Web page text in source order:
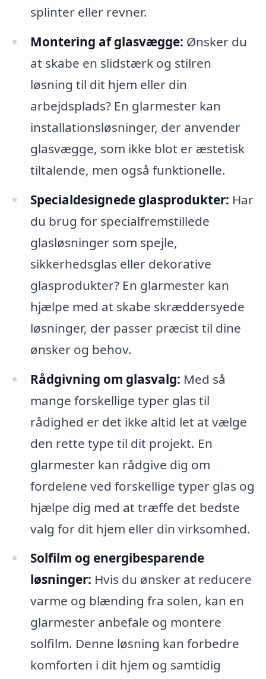
splinter eller revner.
Montering af glasvægge: Ønsker du
at skabe en slidstærk og stilren
løsning til dit hjem eller din
arbejdsplads? En glarmester kan
installationsløsninger, der anvender
glasvægge, som ikke blot er æstetisk
tiltalende, men også funktionelle.
Specialdesignede glasprodukter: Har
du brug for specialfremstillede
glasløsninger som spejle,
sikkerhedsglas eller dekorative
glasprodukter? En glarmester kan
hjælpe med at skabe skræddersyede
løsninger, der passer præcist til dine
ønsker og behov.
Rådgivning om glasvalg: Med så
mange forskellige typer glas til
rådighed er det ikke altid let at vælge
den rette type til dit projekt. En
glarmester kan rådgive dig om
fordelene ved forskellige typer glas og
hjælpe dig med at træffe det bedste
valg for dit hjem eller din virksomhed.
Solfilm og energibesparende
løsninger: Hvis du ønsker at reducere
varme og blænding fra solen, kan en
glarmester anbefale og montere
solfilm. Denne løsning kan forbedre
komforten i dit hjem og samtidig